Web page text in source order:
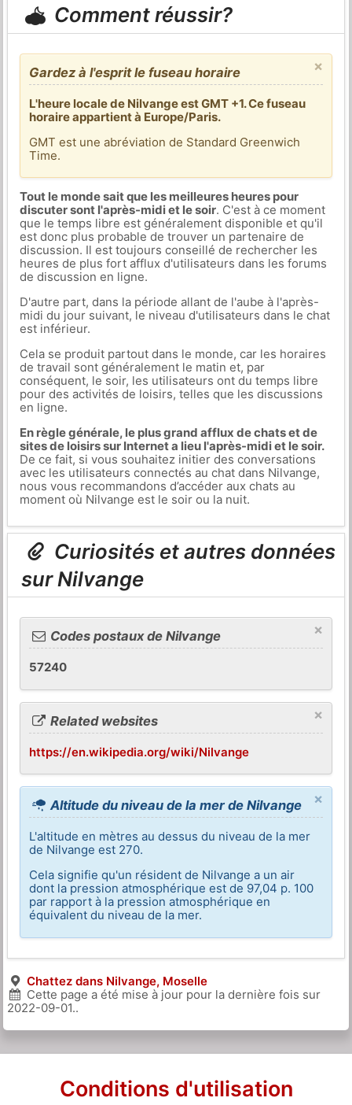
Comment réussir?
×
Gardez à l'esprit le fuseau horaire
L'heure locale de Nilvange est GMT +1. Ce fuseau
horaire appartient à Europe/Paris.
GMT est une abréviation de Standard Greenwich
Time.
Tout le monde sait que les meilleures heures pour
discuter sont l'après-midi et le soir. C'est à ce moment
que le temps libre est généralement disponible et qu'il
est donc plus probable de trouver un partenaire de
discussion. Il est toujours conseillé de rechercher les
heures de plus fort afflux d'utilisateurs dans les forums
de discussion en ligne.
D'autre part, dans la période allant de l'aube à l'après-
midi du jour suivant, le niveau d'utilisateurs dans le chat
est inférieur.
Cela se produit partout dans le monde, car les horaires
de travail sont généralement le matin et, par
conséquent, le soir, les utilisateurs ont du temps libre
pour des activités de loisirs, telles que les discussions
en ligne.
En règle générale, le plus grand afflux de chats et de
sites de loisirs sur Internet a lieu l'après-midi et le soir.
De ce fait, si vous souhaitez initier des conversations
avec les utilisateurs connectés au chat dans Nilvange,
nous vous recommandons d’accéder aux chats au
moment où Nilvange est le soir ou la nuit.
Curiosités et autres données
sur Nilvange
×
Codes postaux de Nilvange
57240
×
Related websites
https://en.wikipedia.org/wiki/Nilvange
×
Altitude du niveau de la mer de Nilvange
L'altitude en mètres au dessus du niveau de la mer
de Nilvange est 270.
Cela signifie qu'un résident de Nilvange a un air
dont la pression atmosphérique est de 97,04 p. 100
par rapport à la pression atmosphérique en
équivalent du niveau de la mer.
Chattez dans Nilvange, Moselle
Cette page a été mise à jour pour la dernière fois sur
2022-09-01..
Conditions d'utilisation